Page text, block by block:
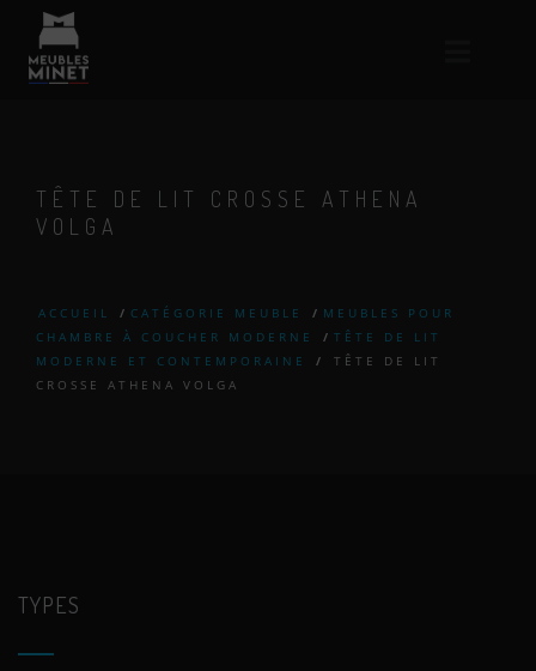
TÊTE DE LIT CROSSE ATHENA
VOLGA
ACCUEIL / CATÉGORIE MEUBLE / MEUBLES POUR
CHAMBRE À COUCHER MODERNE
/ TÊTE DE LIT
MODERNE ET CONTEMPORAINE
/
TÊTE DE LIT
CROSSE ATHENA VOLGA
TYPES